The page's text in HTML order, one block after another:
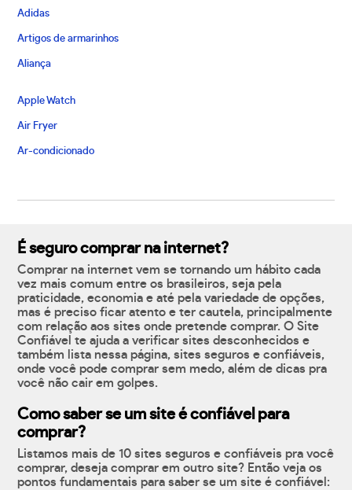
Adidas
Artigos de armarinhos
Aliança
Apple Watch
Air Fryer
Ar-condicionado
É seguro comprar na internet?
Comprar na internet vem se tornando um hábito cada
vez mais comum entre os brasileiros, seja pela
praticidade, economia e até pela variedade de opções,
mas é preciso ficar atento e ter cautela, principalmente
com relação aos sites onde pretende comprar. O Site
Confiável te ajuda a verificar sites desconhecidos e
também lista nessa página, sites seguros e confiáveis,
onde você pode comprar sem medo, além de dicas pra
você não cair em golpes.
Como saber se um site é confiável para
comprar?
Listamos mais de 10 sites seguros e confiáveis pra você
comprar, deseja comprar em outro site? Então veja os
pontos fundamentais para saber se um site é confiável: